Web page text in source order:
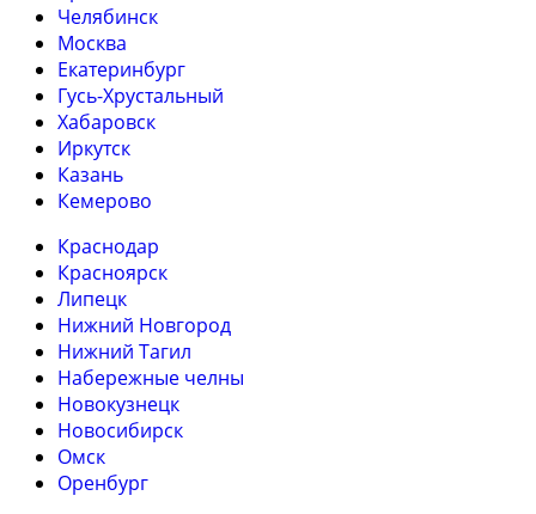
Челябинск
Москва
Екатеринбург
Гусь-Хрустальный
Хабаровск
Иркутск
Казань
Кемерово
Краснодар
Красноярск
Липецк
Нижний Новгород
Нижний Тагил
Набережные челны
Новокузнецк
Новосибирск
Омск
Оренбург